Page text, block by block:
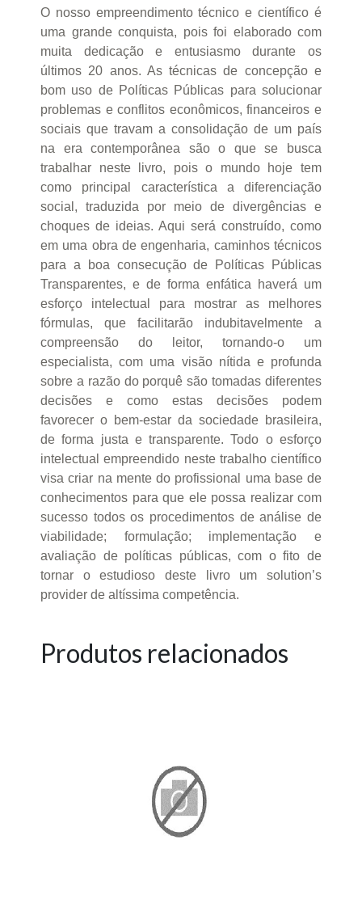
O nosso empreendimento técnico e científico é
uma grande conquista, pois foi elaborado com
muita dedicação e entusiasmo durante os
últimos 20 anos. As técnicas de concepção e
bom uso de Políticas Públicas para solucionar
problemas e conflitos econômicos, financeiros e
sociais que travam a consolidação de um país
na era contemporânea são o que se busca
trabalhar neste livro, pois o mundo hoje tem
como principal característica a diferenciação
social, traduzida por meio de divergências e
choques de ideias. Aqui será construído, como
em uma obra de engenharia, caminhos técnicos
para a boa consecução de Políticas Públicas
Transparentes, e de forma enfática haverá um
esforço intelectual para mostrar as melhores
fórmulas, que facilitarão indubitavelmente a
compreensão do leitor, tornando-o um
especialista, com uma visão nítida e profunda
sobre a razão do porquê são tomadas diferentes
decisões e como estas decisões podem
favorecer o bem-estar da sociedade brasileira,
de forma justa e transparente. Todo o esforço
intelectual empreendido neste trabalho científico
visa criar na mente do profissional uma base de
conhecimentos para que ele possa realizar com
sucesso todos os procedimentos de análise de
viabilidade; formulação; implementação e
avaliação de políticas públicas, com o fito de
tornar o estudioso deste livro um solution’s
provider de altíssima competência.
Produtos relacionados